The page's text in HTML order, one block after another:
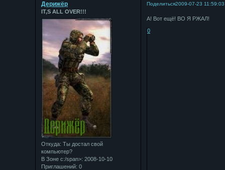
Поделиться2009-07-23 11:59:03
Дерижёр
IT,S ALL OVER!!!
Откуда: Ты достал свой
компьютер?
В Зоне с:/span>: 2008-10-10
Приглашений: 0
А! Вот ещё! ВО Я РЖАЛ!
0